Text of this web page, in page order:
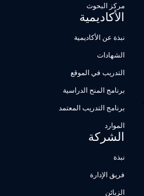
مركز البحوث
الأكاديمية
نبذة عن الأكاديمية
الشهادات
التدريب في الموقع
برنامج المنح الدراسية
برنامج التدريب المعتمد
الموارد
الشركة
نبذة
فريق الإدارة
الزبائن